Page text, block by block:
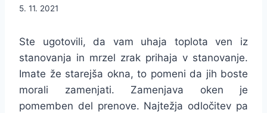
5. 11. 2021
Ste ugotovili, da vam uhaja toplota ven iz
stanovanja in mrzel zrak prihaja v stanovanje.
Imate že starejša okna, to pomeni da jih boste
morali zamenjati. Zamenjava oken je
pomemben del prenove. Najtežja odločitev pa